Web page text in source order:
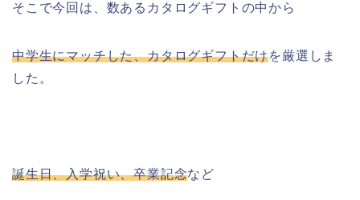
そこで今回は、数あるカタログギフトの中から
中学生にマッチした、カタログギフトだけを厳選しま
した。
誕生日、入学祝い、卒業記念など